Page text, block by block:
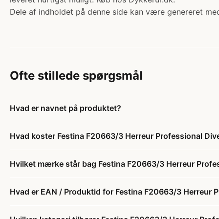
Dele af indholdet på denne side kan være genereret
Ofte stillede spørgsmål
Hvad er navnet på produktet?
Hvad koster Festina F20663/3 Herreur Professional
Hvilket mærke står bag Festina F20663/3 Herreur
Hvad er EAN / Produktid for Festina F20663/3 Herreur